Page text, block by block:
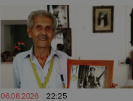
06.08.2026 22:25